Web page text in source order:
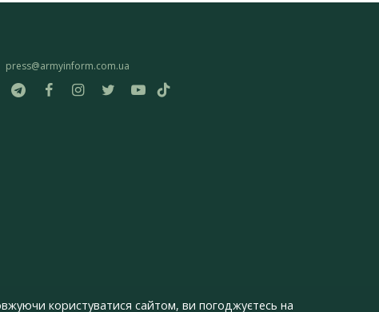
press@armyinform.com.ua
користуватися сайтом, ви погоджуєтесь на